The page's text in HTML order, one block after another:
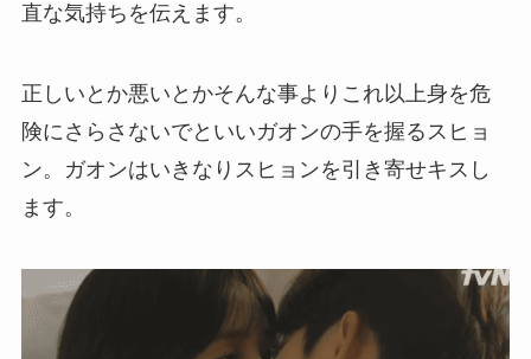
直な気持ちを伝えます。
正しいとか悪いとかそんな事よりこれ以上身を危
険にさらさないでといいガオンの手を握るスヒョ
ン。ガオンはいきなりスヒョンを引き寄せキスし
ます。